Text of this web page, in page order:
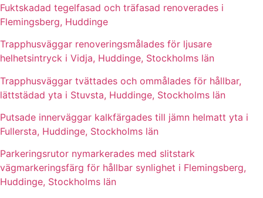
Fuktskadad tegelfasad och träfasad renoverades i
Flemingsberg, Huddinge
Trapphusväggar renoveringsmålades för ljusare
helhetsintryck i Vidja, Huddinge, Stockholms län
Trapphusväggar tvättades och ommålades för hållbar,
lättstädad yta i Stuvsta, Huddinge, Stockholms län
Putsade innerväggar kalkfärgades till jämn helmatt yta i
Fullersta, Huddinge, Stockholms län
Parkeringsrutor nymarkerades med slitstark
vägmarkeringsfärg för hållbar synlighet i Flemingsberg,
Huddinge, Stockholms län